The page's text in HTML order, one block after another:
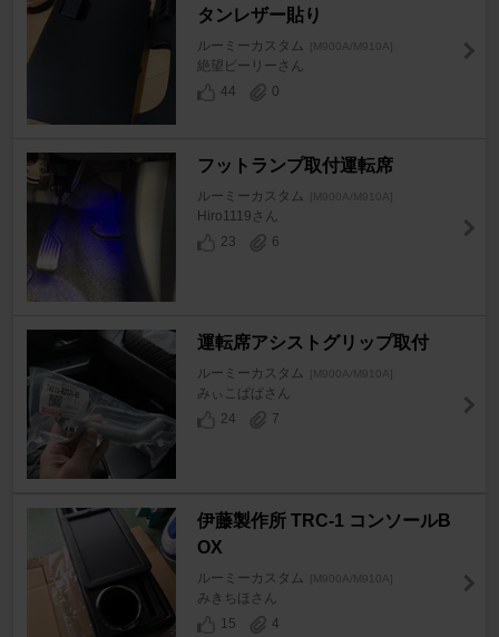
タンレザー貼り
ルーミーカスタム [M900A/M910A]
絶望ビーリーさん
44
0
フットランプ取付運転席
ルーミーカスタム [M900A/M910A]
Hiro1119さん
23
6
運転席アシストグリップ取付
ルーミーカスタム [M900A/M910A]
みぃこぱぱさん
24
7
伊藤製作所 TRC-1 コンソールB
OX
ルーミーカスタム [M900A/M910A]
みきちほさん
15
4